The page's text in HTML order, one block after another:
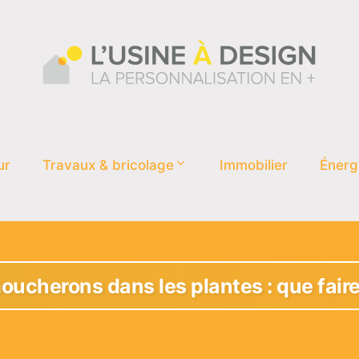
Travaux & bricolage Immobilier
dans les plantes : que